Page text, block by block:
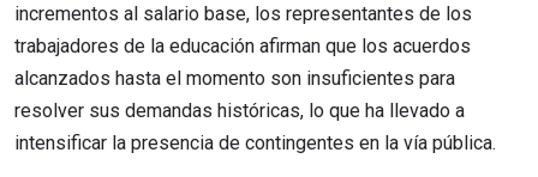
incrementos al salario base, los representantes de los
trabajadores de la educación afirman que los acuerdos
alcanzados hasta el momento son insuficientes para
resolver sus demandas históricas, lo que ha llevado a
intensificar la presencia de contingentes en la vía pública.